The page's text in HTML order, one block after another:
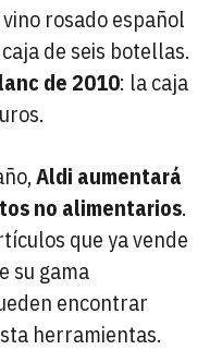
vino rosado español
de seis botellas.
de 2010: la caja
Aldi aumentará
no alimentarios.
que ya vende
su gama
encontrar
herramientas.